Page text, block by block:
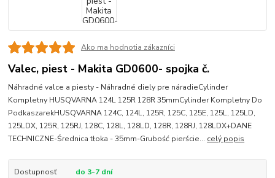
Ako ma hodnotia zákazníci
Valec, piest - Makita GD0600- spojka č.
Náhradné valce a piesty - Náhradné diely pre náradieCylinder
Kompletny HUSQVARNA 124L 125R 128R 35mmCylinder Kompletny Do
PodkaszarekHUSQVARNA 124C, 124L, 125R, 125C, 125E, 125L, 125LD,
125LDX, 125R, 125RJ, 128C, 128L, 128LD, 128R, 128RJ, 128LDX+DANE
TECHNICZNE-Średnica tłoka - 35mm-Grubość pierście... celý popis
Dostupnosť do 3-7 dní